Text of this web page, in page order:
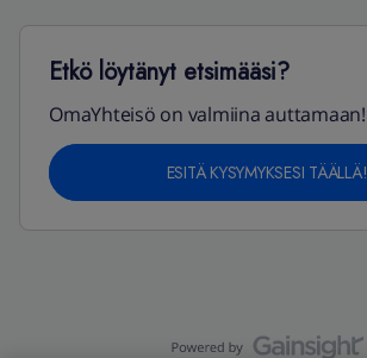
Etkö löytänyt etsimääsi?
OmaYhteisö on valmiina auttamaan!
ESITÄ KYSYMYKSESI TÄÄLLÄ!